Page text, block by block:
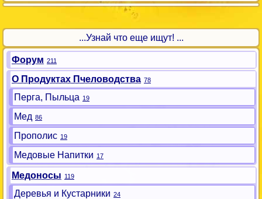
...Узнай что еще ищут! ...
Форум 211
О Продуктах Пчеловодства 78
Перга, Пыльца 19
Мед 86
Прополис 19
Медовые Напитки 17
Медоносы 119
Деревья и Кустарники 24